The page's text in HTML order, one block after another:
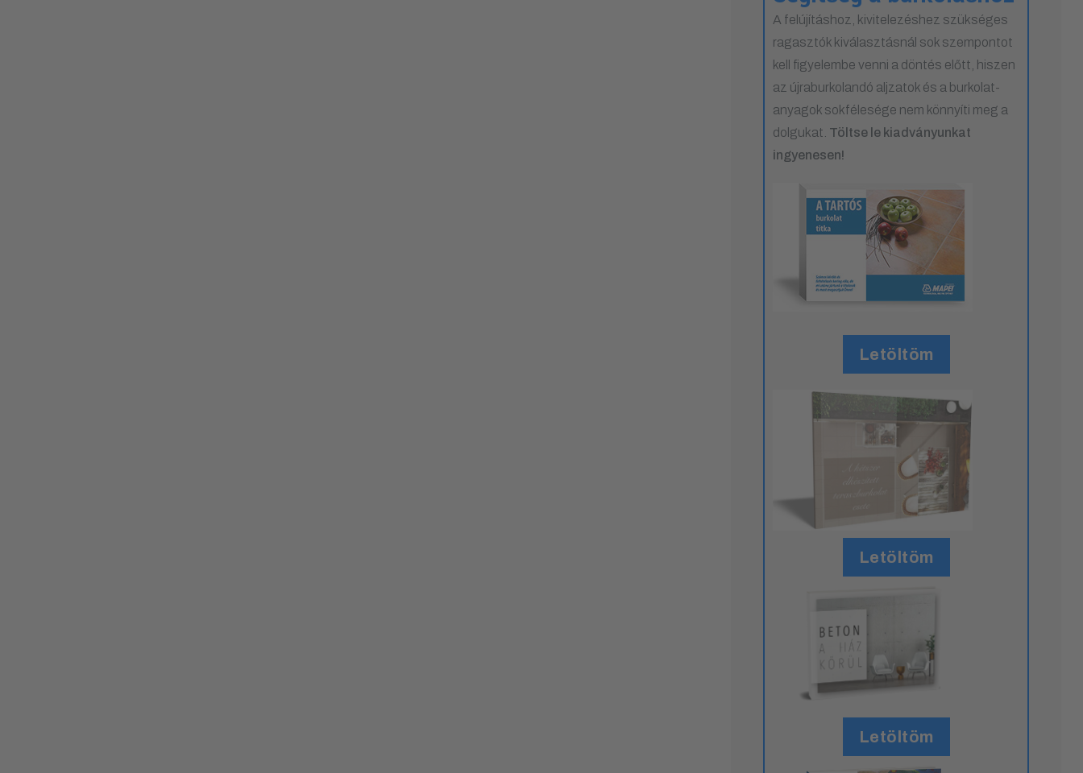
A felújításhoz, kivitelezéshez szükséges
ragasztók kiválasztásnál sok szempontot
kell figyelembe venni a döntés előtt, hiszen
az újraburkolandó aljzatok és a burkolat-
anyagok sokfélesége nem könnyíti meg a
dolgukat. Töltse le kiadványunkat
ingyenesen!
Letöltöm
Letöltöm
Letöltöm